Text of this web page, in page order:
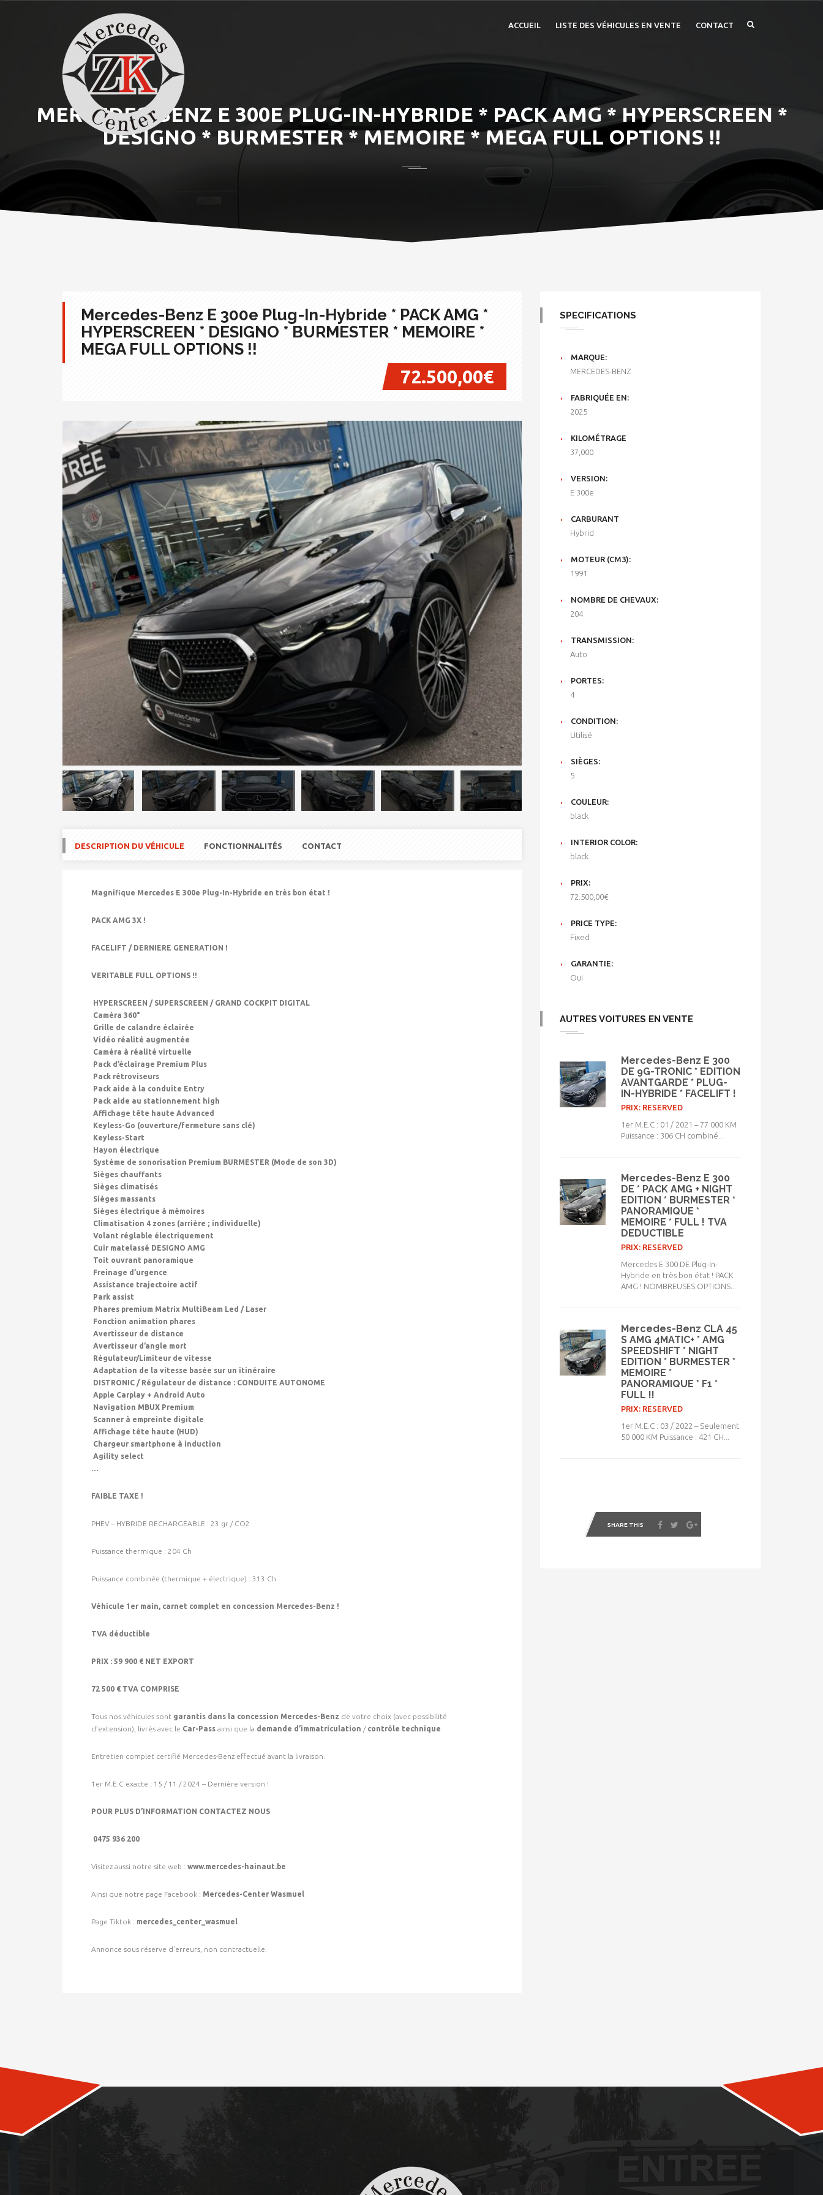
ACCUEIL LISTE DES VÉHICULES EN VENTE CONTACT
MERCEDES-BENZ E 300E PLUG-IN-HYBRIDE * PACK AMG * HYPERSCREEN *
DESIGNO * BURMESTER * MEMOIRE * MEGA FULL OPTIONS !!
Mercedes-Benz E 300e Plug-In-Hybride * PACK AMG *
HYPERSCREEN * DESIGNO * BURMESTER * MEMOIRE *
MEGA FULL OPTIONS !!
72.500,00€
DESCRIPTION DU VÉHICULE FONCTIONNALITÉS CONTACT
Magnifique Mercedes E 300e Plug-In-Hybride en très bon état !
PACK AMG 3X !
FACELIFT / DERNIERE GENERATION !
VERITABLE FULL OPTIONS !!
HYPERSCREEN / SUPERSCREEN / GRAND COCKPIT DIGITAL
Caméra 360°
Grille de calandre éclairée
Vidéo réalité augmentée
Caméra à réalité virtuelle
Pack d’éclairage Premium Plus
Pack rétroviseurs
Pack aide à la conduite Entry
Pack aide au stationnement high
Affichage tête haute Advanced
Keyless-Go (ouverture/fermeture sans clé)
Keyless-Start
Hayon électrique
Système de sonorisation Premium BURMESTER (Mode de son 3D)
Sièges chauffants
Sièges climatisés
Sièges massants
Sièges électrique à mémoires
Climatisation 4 zones (arrière ; individuelle)
Volant réglable électriquement
Cuir matelassé DESIGNO AMG
Toit ouvrant panoramique
Freinage d’urgence
Assistance trajectoire actif
Park assist
Phares premium Matrix MultiBeam Led / Laser
Fonction animation phares
Avertisseur de distance
Avertisseur d’angle mort
Régulateur/Limiteur de vitesse
Adaptation de la vitesse basée sur un itinéraire
DISTRONIC / Régulateur de distance : CONDUITE AUTONOME
Apple Carplay + Android Auto
Navigation MBUX Premium
Scanner à empreinte digitale
Affichage tête haute (HUD)
Chargeur smartphone à induction
Agility select
…
FAIBLE TAXE !
PHEV – HYBRIDE RECHARGEABLE : 23 gr / CO2
Puissance thermique : 204 Ch
Puissance combinée (thermique + électrique) : 313 Ch
Véhicule 1er main, carnet complet en concession Mercedes-Benz !
TVA déductible
PRIX : 59 900 € NET EXPORT
72 500 € TVA COMPRISE
Tous nos véhicules sont garantis dans la concession Mercedes-Benz de votre choix (avec possibilité
d’extension), livrés avec le Car-Pass ainsi que la demande d’immatriculation / contrôle technique
Entretien complet certifié Mercedes-Benz effectué avant la livraison.
1er M.E.C exacte : 15 / 11 / 2024 – Dernière version !
POUR PLUS D’INFORMATION CONTACTEZ NOUS
0475 936 200
Visitez aussi notre site web : www.mercedes-hainaut.be
Ainsi que notre page Facebook : Mercedes-Center Wasmuel
Page Tiktok : mercedes_center_wasmuel
Annonce sous réserve d’erreurs, non contractuelle.
SPECIFICATIONS
MARQUE:
MERCEDES-BENZ
FABRIQUÉE EN:
2025
KILOMÉTRAGE
37,000
VERSION:
E 300e
CARBURANT
Hybrid
MOTEUR (CM3):
1991
NOMBRE DE CHEVAUX:
204
TRANSMISSION:
Auto
PORTES:
4
CONDITION:
Utilisé
SIÈGES:
5
COULEUR:
black
INTERIOR COLOR:
black
PRIX:
72.500,00€
PRICE TYPE:
Fixed
GARANTIE:
Oui
AUTRES VOITURES EN VENTE
Mercedes-Benz E 300
DE 9G-TRONIC * EDITION
AVANTGARDE * PLUG-
IN-HYBRIDE * FACELIFT !
PRIX: RESERVED
1er M.E.C : 01 / 2021 – 77 000 KM
Puissance : 306 CH combiné...
Mercedes-Benz E 300
DE * PACK AMG + NIGHT
EDITION * BURMESTER *
PANORAMIQUE *
MEMOIRE * FULL ! TVA
DEDUCTIBLE
PRIX: RESERVED
Mercedes E 300 DE Plug-In-
Hybride en très bon état ! PACK
AMG ! NOMBREUSES OPTIONS...
Mercedes-Benz CLA 45
S AMG 4MATIC+ * AMG
SPEEDSHIFT * NIGHT
EDITION * BURMESTER *
MEMOIRE *
PANORAMIQUE * F1 *
FULL !!
PRIX: RESERVED
1er M.E.C : 03 / 2022 – Seulement
50 000 KM Puissance : 421 CH...
SHARE THIS